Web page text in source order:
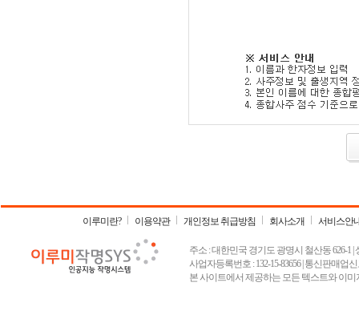
이루미란? 이용약관 개인정보 취급방침 회사소개 서비스안
주소 : 대한민국 경기도 광명시 철산동 626-1 |
사업자등록번호 : 132-15-83656 | 통신판매업
본 사이트에서 제공하는 모든 텍스트와 이